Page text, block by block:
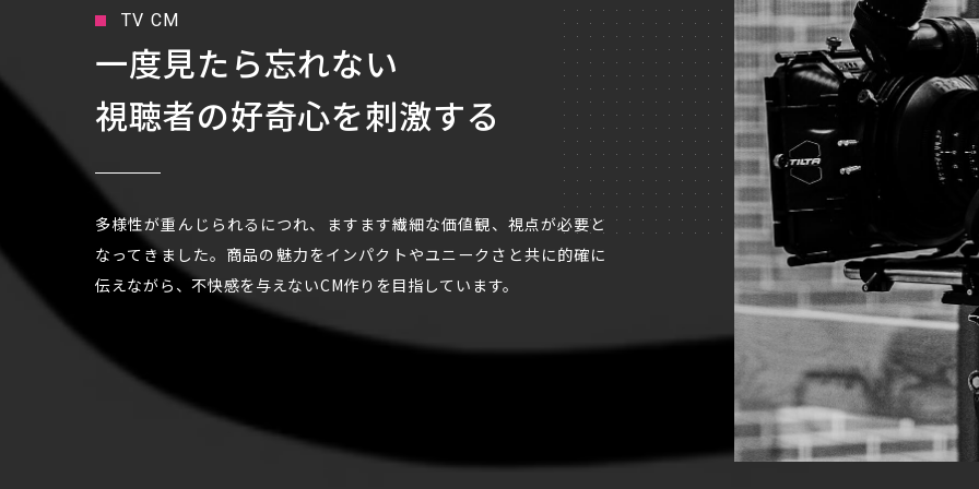
TV CM
一度見たら忘れない
視聴者の好奇心を刺激する
多様性が重んじられるにつれ、ますます繊細な価値観、視点が必要と
なってきました。商品の魅力をインパクトやユニークさと共に的確に
伝えながら、不快感を与えないCM作りを目指しています。